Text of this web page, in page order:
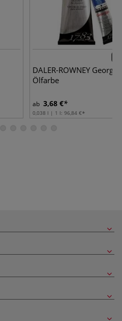
DALER-ROWNEY
Ölfarbe
ab 3,68 €
0,038 l | 1 l: 96,84 €